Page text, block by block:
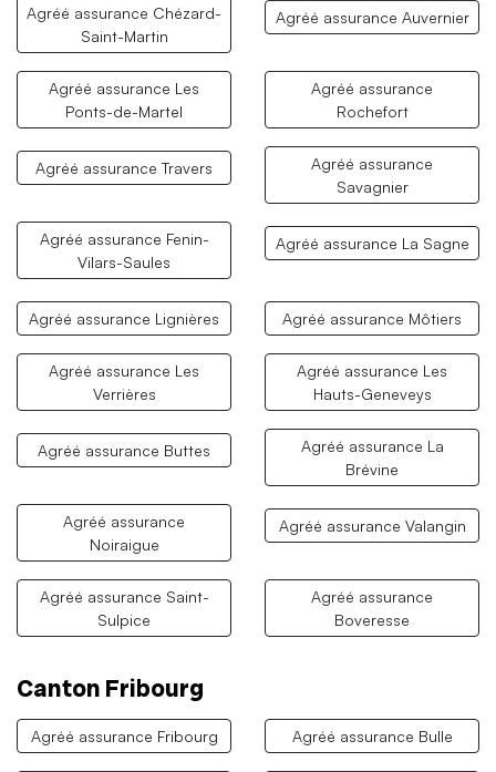
Agréé assurance Chézard-
Saint-Martin
Agréé assurance Auvernier
Agréé assurance Les
Ponts-de-Martel
Agréé assurance
Rochefort
Agréé assurance Travers
Agréé assurance
Savagnier
Agréé assurance Fenin-
Vilars-Saules
Agréé assurance La Sagne
Agréé assurance Lignières Agréé assurance Môtiers
Agréé assurance Les
Verrières
Agréé assurance Les
Hauts-Geneveys
Agréé assurance Buttes
Agréé assurance La
Brévine
Agréé assurance
Noiraigue
Agréé assurance Valangin
Agréé assurance Saint-
Sulpice
Agréé assurance
Boveresse
Canton Fribourg
Agréé assurance Fribourg Agréé assurance Bulle